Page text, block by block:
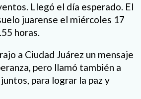
Llegó el día esperado. El
juarense el miércoles 17
horas.
a Ciudad Juárez un mensaje
pero llamó también a
para lograr la paz y